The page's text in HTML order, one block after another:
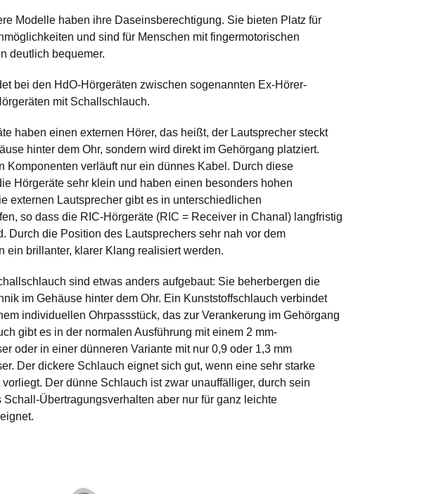
Modelle haben ihre Daseinsberechtigung. Sie bieten Platz für
und sind für Menschen mit fingermotorischen
deutlich bequemer.
bei den HdO-Hörgeräten zwischen sogenannten Ex-Hörer-
mit Schallschlauch.
haben einen externen Hörer, das heißt, der Lautsprecher steckt
hinter dem Ohr, sondern wird direkt im Gehörgang platziert.
Komponenten verläuft nur ein dünnes Kabel. Durch diese
Hörgeräte sehr klein und haben einen besonders hohen
externen Lautsprecher gibt es in unterschiedlichen
so dass die RIC-Hörgeräte(RIC = Receiver in Chanal) langfristig
Durch die Position des Lautsprechers sehr nah vor dem
ein brillanter, klarer Klang realisiert werden.
sind etwas anders aufgebaut: Sie beherbergen die
im Gehäuse hinter dem Ohr. Ein Kunststoffschlauch verbindet
individuellen Ohrpassstück, das zur Verankerung im Gehörgang
gibt es in der normalen Ausführung mit einem 2 mm-
oder in einer dünneren Variante mit nur 0,9 oder 1,3 mm
Der dickere Schlauch eignet sich gut, wenn eine sehr starke
Der dünne Schlauch ist zwar unauffälliger, durch sein
Schall-Übertragungsverhalten aber nur für ganz leichte